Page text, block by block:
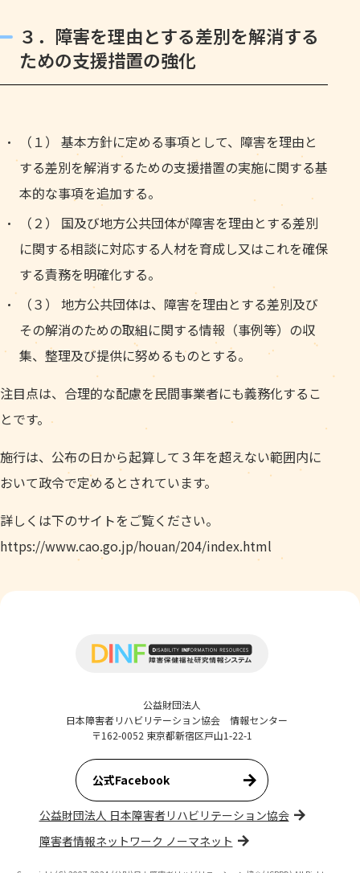
３．障害を理由とする差別を解消する
ための支援措置の強化
（１） 基本方針に定める事項として、障害を理由と
する差別を解消するための支援措置の実施に関する基
本的な事項を追加する。
（２） 国及び地方公共団体が障害を理由とする差別
に関する相談に対応する人材を育成し又はこれを確保
する責務を明確化する。
（３） 地方公共団体は、障害を理由とする差別及び
その解消のための取組に関する情報（事例等）の収
集、整理及び提供に努めるものとする。
注目点は、合理的な配慮を民間事業者にも義務化するこ
とです。
施行は、公布の日から起算して３年を超えない範囲内に
おいて政令で定めるとされています。
詳しくは下のサイトをご覧ください。
https://www.cao.go.jp/houan/204/index.html
公益財団法人
日本障害者リハビリテーション協会 情報センター
〒162-0052 東京都新宿区戸山1-22-1
公式Facebook
公益財団法人 日本障害者リハビリテーション協会
障害者情報ネットワーク ノーマネット